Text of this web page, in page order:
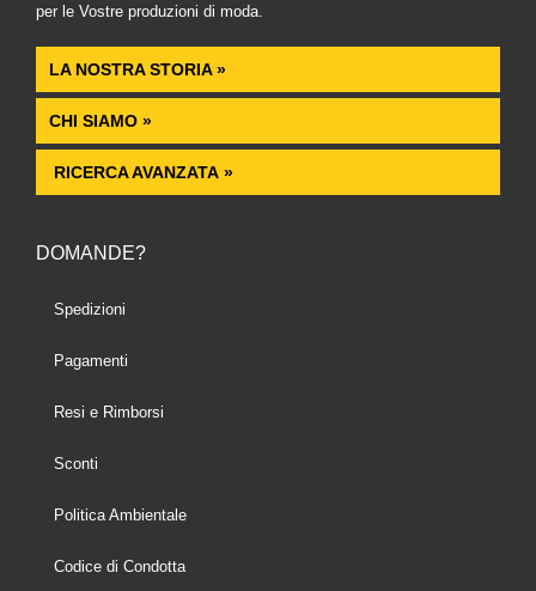
per le Vostre produzioni di moda.
LA NOSTRA STORIA »
CHI SIAMO »
RICERCA AVANZATA »
DOMANDE?
Spedizioni
Pagamenti
Resi e Rimborsi
Sconti
Politica Ambientale
Codice di Condotta